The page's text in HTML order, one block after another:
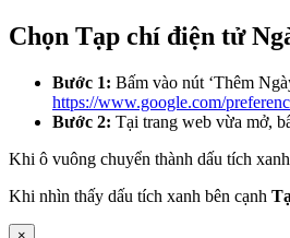
Chọn Tạp chí điện tử
Bước 1: Bấm vào nút ‘Thêm
https://www.google.com/
Bước 2: Tại trang web vừa mở,
Khi ô vuông chuyển thành dấu tích
Khi nhìn thấy dấu tích xanh bên cạnh